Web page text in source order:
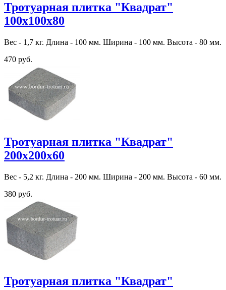
Тротуарная плитка "Квадрат"
100х100х80
Вес - 1,7 кг. Длина - 100 мм. Ширина - 100 мм. Высота - 80 мм.
470 руб.
Тротуарная плитка "Квадрат"
200х200х60
Вес - 5,2 кг. Длина - 200 мм. Ширина - 200 мм. Высота - 60 мм.
380 руб.
Тротуарная плитка "Квадрат"